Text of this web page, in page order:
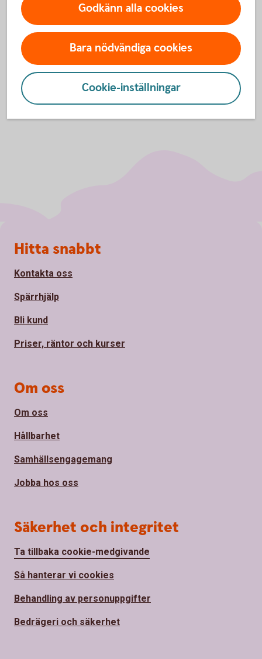
Godkänn alla cookies
Bara nödvändiga cookies
Cookie-inställningar
Sidfot
Hitta snabbt
Kontakta oss
Spärrhjälp
Bli kund
Priser, räntor och kurser
Om oss
Om oss
Hållbarhet
Samhällsengagemang
Jobba hos oss
Säkerhet och integritet
Ta tillbaka cookie-medgivande
Så hanterar vi cookies
Behandling av personuppgifter
Bedrägeri och säkerhet